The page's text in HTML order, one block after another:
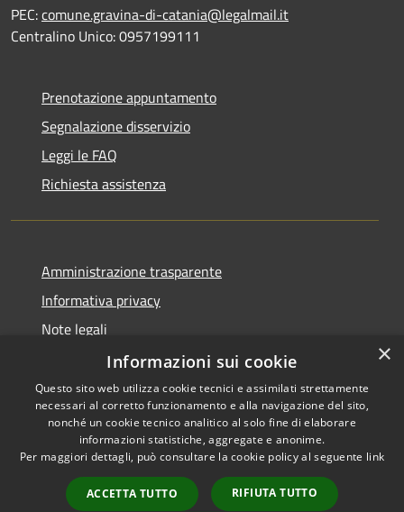
PEC:comune.gravina-di-catania@legalmail.it
Centralino Unico: 0957199111
Prenotazione appuntamento
Segnalazione disservizio
Leggi le FAQ
Richiesta assistenza
Amministrazione trasparente
Informativa privacy
Note legali
Dichiarazione di accessibilità
RSS
Accessibilità
Copyright © 2026 • Comune di
Gravina di Catania • Powered
byMunicipium
Accesso
×
Informazioni sui cookie
Questo sito web utilizza cookie tecnici e assimilati strettamente
necessari al corretto funzionamento e alla navigazione del sito,
nonché un cookie tecnico analitico al solo fine di elaborare
informazioni statistiche, aggregate e anonime.
Per maggiori dettagli, può consultare la cookie policy al seguente link
ACCETTA TUTTO RIFIUTA TUTTO